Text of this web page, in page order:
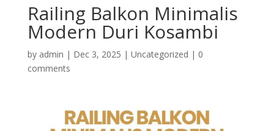
Railing Balkon Minimalis
Modern Duri Kosambi
by admin | Dec 3, 2025 | Uncategorized | 0
comments